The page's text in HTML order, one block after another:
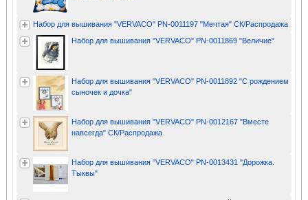
Набор для вышивания "VERVACO" PN-0011197 "Мечтая" СК/Распродажа
Набор для вышивания "VERVACO" PN-0011869 "Величие"
Набор для вышивания "VERVACO" PN-0011892 "С рождением
сыночек и дочка"
Набор для вышивания "VERVACO" PN-0012167 "Вместе
навсегда" СК/Распродажа
Набор для вышивания "VERVACO" PN-0013431 "Дорожка.
Тыквы"